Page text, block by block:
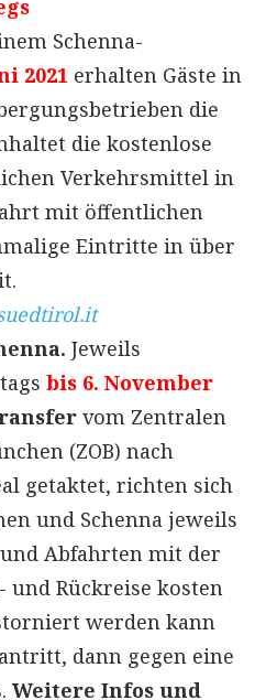
Schenna-
2021 erhalten Gäste in
die
die kostenlose
Verkehrsmittel in
mit öffentlichen
Eintritte in über
Jeweils
bis 6. November
vom Zentralen
(ZOB) nach
getaktet, richten sich
und Schenna jeweils
Abfahrten mit der
und Rückreise kosten
werden kann
dann gegen eine
Weitere Infos und